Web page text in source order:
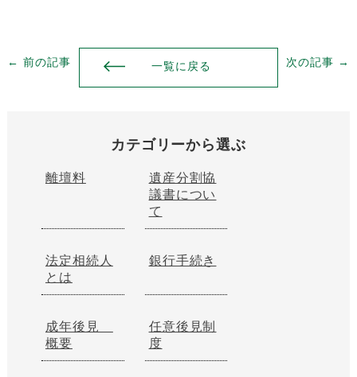
← 前の記事 一覧に戻る 次の記事 →
カテゴリーから選ぶ
離壇料
遺産分割協
議書につい
て
法定相続人
とは
銀行手続き
成年後見
概要
任意後見制
度